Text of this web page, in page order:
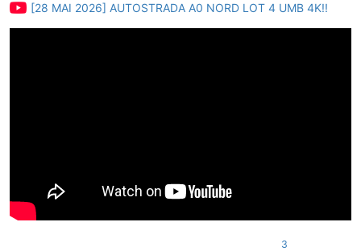
[28 MAI 2026] AUTOSTRADA A0 NORD LOT 4 UMB 4K!!
3